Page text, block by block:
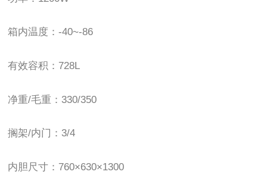
箱内温度：-40~-86
有效容积：728L
净重/毛重：330/350
搁架/内门：3/4
内胆尺寸： 760×630×1300